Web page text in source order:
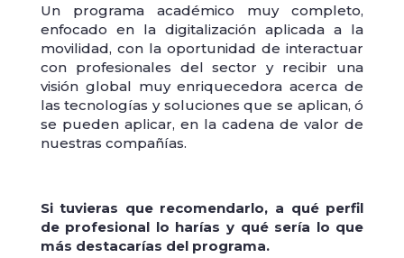
Un programa académico muy completo,
enfocado en la digitalización aplicada a la
movilidad, con la oportunidad de interactuar
con profesionales del sector y recibir una
visión global muy enriquecedora acerca de
las tecnologías y soluciones que se aplican, ó
se pueden aplicar, en la cadena de valor de
nuestras compañías.
Si tuvieras que recomendarlo, a qué perfil
de profesional lo harías y qué sería lo que
más destacarías del programa.